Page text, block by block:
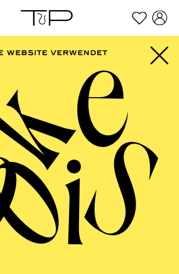
Zum Footer springen
FILTER
Anfassen"für junges Publikum im 1.
35,00
2026